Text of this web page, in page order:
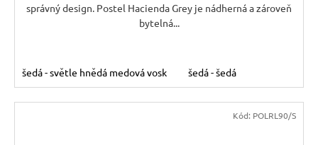
správný design. Postel Hacienda Grey je nádherná a zároveň
bytelná...
šedá - světle hnědá medová vosk šedá - šedá
Kód: POLRL90/S